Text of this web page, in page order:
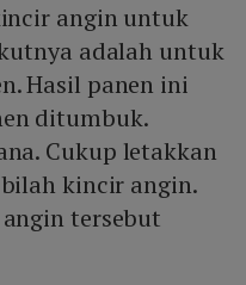
angin untuk
adalah untuk
Hasil panen ini
ditumbuk.
Cukup letakkan
kincir angin.
tersebut